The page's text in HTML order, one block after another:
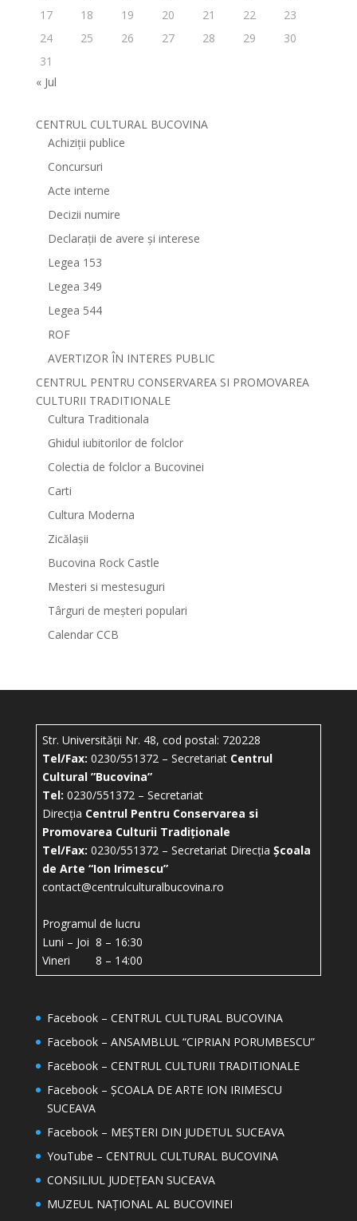
17
18 19 20 21 22
23
24
25 26 27 28 29
30
31
« Jul
CENTRUL CULTURAL BUCOVINA
Achiziții publice
Concursuri
Acte interne
Decizii numire
Declarații de avere și interese
Legea 153
Legea 349
Legea 544
ROF
AVERTIZOR ÎN INTERES PUBLIC
CENTRUL PENTRU CONSERVAREA SI PROMOVAREA
CULTURII TRADITIONALE
Cultura Traditionala
Ghidul iubitorilor de folclor
Colectia de folclor a Bucovinei
Carti
Cultura Moderna
Zicălașii
Bucovina Rock Castle
Mesteri si mestesuguri
Târguri de meșteri populari
Calendar CCB
Str. Universității Nr. 48, cod postal: 720228
Tel/Fax: 0230/551372 – Secretariat Centrul
Cultural ”Bucovina”
Tel: 0230/551372 – Secretariat
Direcția Centrul Pentru Conservarea si
Promovarea Culturii Tradiționale
Tel/Fax: 0230/551372 – Secretariat Direcția Școala
de Arte “Ion Irimescu”
contact@centrulculturalbucovina.ro
Programul de lucru
Luni – Joi 8 – 16:30
Vineri 8 – 14:00
Facebook – CENTRUL CULTURAL BUCOVINA
Facebook – ANSAMBLUL “CIPRIAN PORUMBESCU”
Facebook – CENTRUL CULTURII TRADITIONALE
Facebook – ȘCOALA DE ARTE ION IRIMESCU
SUCEAVA
Facebook – MEȘTERI DIN JUDETUL SUCEAVA
YouTube – CENTRUL CULTURAL BUCOVINA
CONSILIUL JUDEȚEAN SUCEAVA
MUZEUL NAȚIONAL AL BUCOVINEI